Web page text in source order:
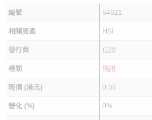
編號 54821
相關資產 HSI
發行商 信證
種類 熊證
現價 (港元) 0.35
變化 (%) 0%